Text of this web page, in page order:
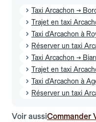
Taxi Arcachon →
Trajet en taxi
Taxi d'Arcachon à
Réserver un taxi
Taxi Arcachon →
Trajet en taxi
Taxi d'Arcachon à
Réserver un taxi
Voir aussiCommander